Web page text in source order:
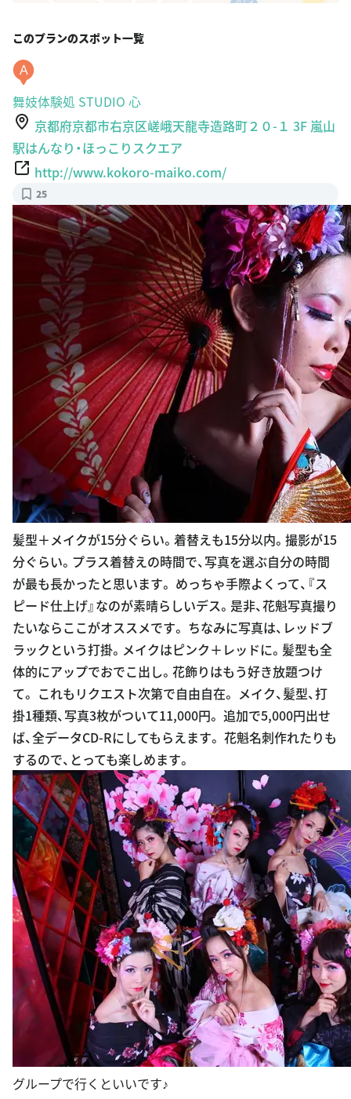
このプランのスポット一覧
A
舞妓体験処 STUDIO 心
京都府京都市右京区嵯峨天龍寺造路町２０-１ 3F 嵐山
駅はんなり・ほっこりスクエア
http://www.kokoro-maiko.com/
25
髪型＋メイクが15分ぐらい。着替えも15分以内。撮影が15
分ぐらい。プラス着替えの時間で、写真を選ぶ自分の時間
が最も長かったと思います。 めっちゃ手際よくって、『ス
ピード仕上げ』なのが素晴らしいデス。是非、花魁写真撮り
たいならここがオススメです。 ちなみに写真は、レッドブ
ラックという打掛。メイクはピンク＋レッドに。髪型も全
体的にアップでおでこ出し。花飾りはもう好き放題つけ
て。 これもリクエスト次第で自由自在。 メイク、髪型、打
掛1種類、写真3枚がついて11,000円。 追加で5,000円出せ
ば、全データCD-Rにしてもらえます。 花魁名刺作れたりも
するので、とっても楽しめます。
グループで行くといいです♪